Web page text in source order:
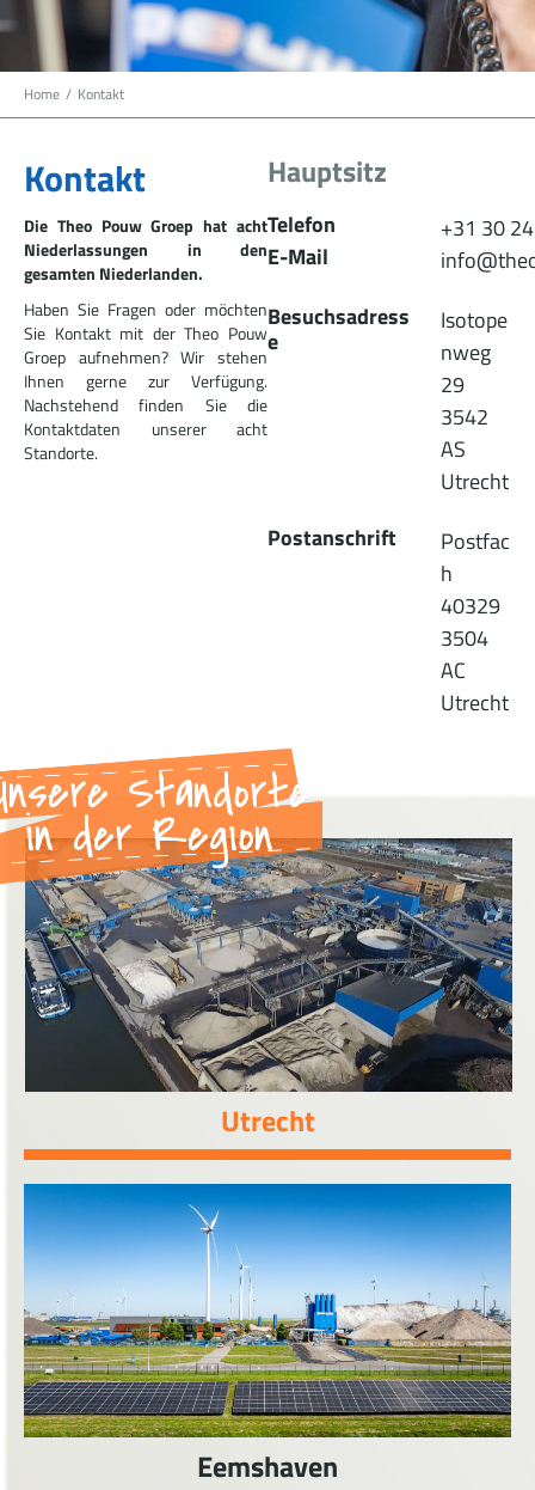
Home / Kontakt
Kontakt
Die Theo Pouw Groep hat acht
Niederlassungen in den
gesamten Niederlanden.
Haben Sie Fragen oder möchten
Sie Kontakt mit der Theo Pouw
Groep aufnehmen? Wir stehen
Ihnen gerne zur Verfügung.
Nachstehend finden Sie die
Kontaktdaten unserer acht
Standorte.
Hauptsitz
Telefon
+31 30
E-Mail
Besuchsadress
e
Isotope
nweg
29
3542
AS
Utrecht
Postanschrift
Postfac
h
40329
3504
AC
Utrecht
Standorte
in der Region
Utrecht
Eemshaven